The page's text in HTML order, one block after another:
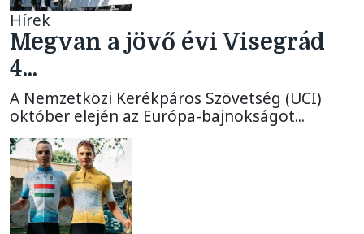
Hírek
Megvan a jövő évi Visegrád
4...
A Nemzetközi Kerékpáros Szövetség (UCI)
október elején az Európa-bajnokságot...